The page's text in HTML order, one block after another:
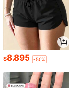
$8.895 -50%